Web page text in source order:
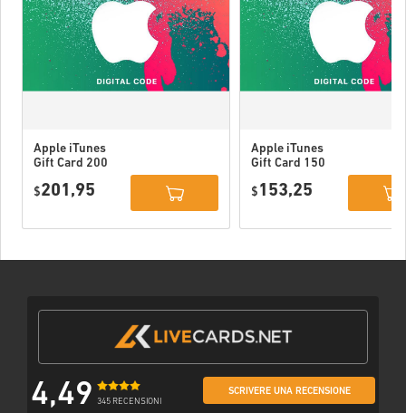
Apple iTunes
Gift Card 200
$201,95
Apple iTunes
Gift Card 150
$ 153,25
4,49 345 RECENSIONI
SCRIVERE UNA RECENSIONE